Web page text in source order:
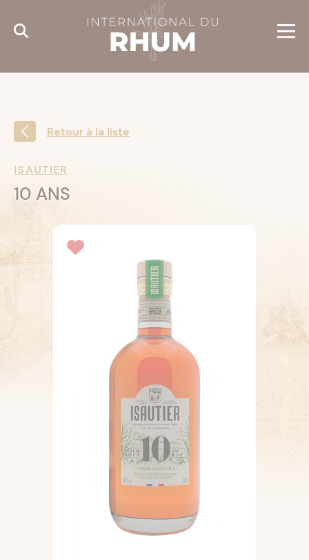
Retour à la liste
ISAUTIER
10 ANS
Cookies management panel